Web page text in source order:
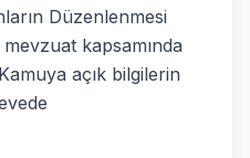
Düzenlenmesi
kapsamında
açık bilgilerin